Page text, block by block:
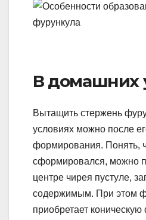
В домашних
Вытащить стержень
условиях можно после
формирования. Понять,
сформировался, можно
центре чирея пустуле,
содержимым. При этом
приобретает коническую